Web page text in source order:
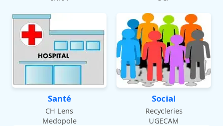
Santé
CH Lens
Medopole
Social
Recycleries
UGECAM